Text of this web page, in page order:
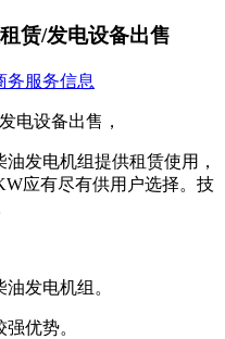
赁/发电设备出售
务服务信息
电设备出售，
发电机组提供租赁使用，
应有尽有供用户选择。技
发电机组。
优势。